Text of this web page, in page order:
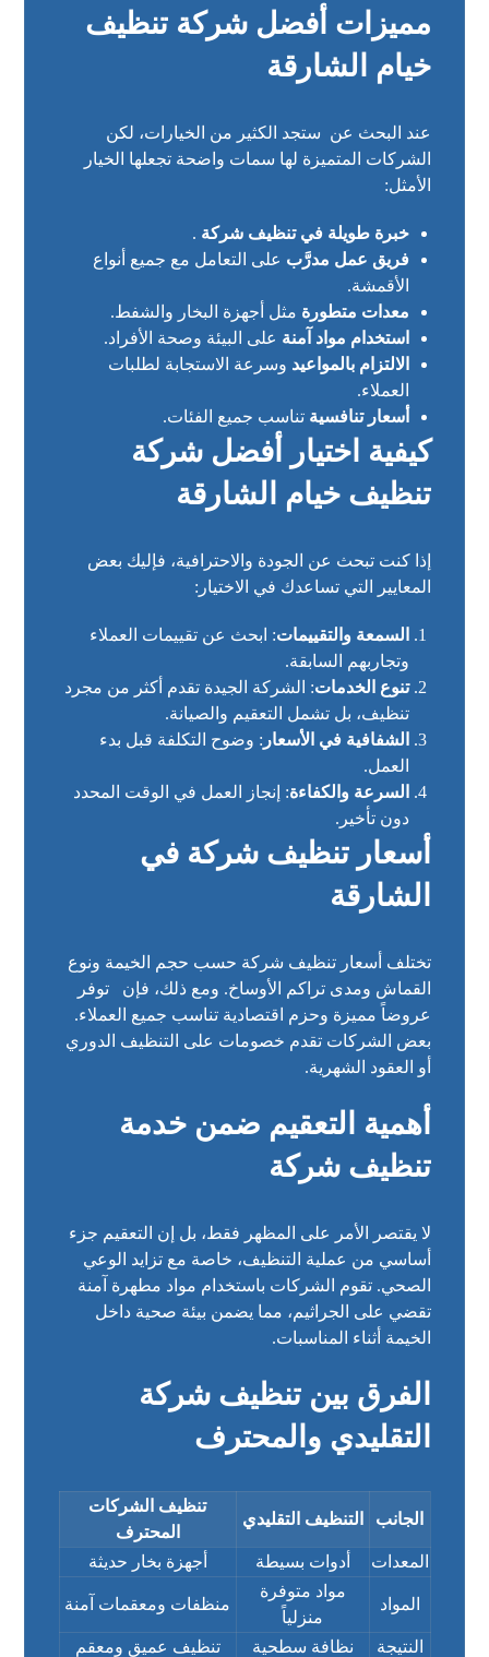
مميزات أفضل شركة تنظيف
خيام الشارقة
عند البحث عن ستجد الكثير من الخيارات، لكن
الشركات المتميزة لها سمات واضحة تجعلها الخيار
الأمثل:
خبرة طويلة في تنظيف شركة .
فريق عمل مدرَّب على التعامل مع جميع أنواع
الأقمشة.
معدات متطورة مثل أجهزة البخار والشفط.
استخدام مواد آمنة على البيئة وصحة الأفراد.
الالتزام بالمواعيد وسرعة الاستجابة لطلبات
العملاء.
أسعار تنافسية تناسب جميع الفئات.
كيفية اختيار أفضل شركة
تنظيف خيام الشارقة
إذا كنت تبحث عن الجودة والاحترافية، فإليك بعض
المعايير التي تساعدك في الاختيار:
السمعة والتقييمات: ابحث عن تقييمات العملاء
وتجاربهم السابقة.
تنوع الخدمات: الشركة الجيدة تقدم أكثر من مجرد
تنظيف، بل تشمل التعقيم والصيانة.
الشفافية في الأسعار : وضوح التكلفة قبل بدء
العمل.
السرعة والكفاءة: إنجاز العمل في الوقت المحدد
دون تأخير.
أسعار تنظيف شركة في
الشارقة
تختلف أسعار تنظيف شركة حسب حجم الخيمة ونوع
القماش ومدى تراكم الأوساخ. ومع ذلك، فإن
توفر
عروضاً مميزة وحزم اقتصادية تناسب جميع العملاء.
بعض الشركات تقدم خصومات على التنظيف الدوري
أو العقود الشهرية.
أهمية التعقيم ضمن خدمة
تنظيف شركة
لا يقتصر الأمر على المظهر فقط، بل إن التعقيم جزء
أساسي من عملية التنظيف، خاصة مع تزايد الوعي
الصحي. تقوم الشركات باستخدام مواد مطهرة آمنة
تقضي على الجراثيم، مما يضمن بيئة صحية داخل
الخيمة أثناء المناسبات.
الفرق بين تنظيف شركة
التقليدي والمحترف
الجانب التنظيف التقليدي
تنظيف الشركات
المحترف
المعدات
أدوات بسيطة أجهزة بخار حديثة
المواد
مواد متوفرة
منزلياً
منظفات ومعقمات آمنة
النتيجة نظافة سطحية تنظيف عميق ومعقم